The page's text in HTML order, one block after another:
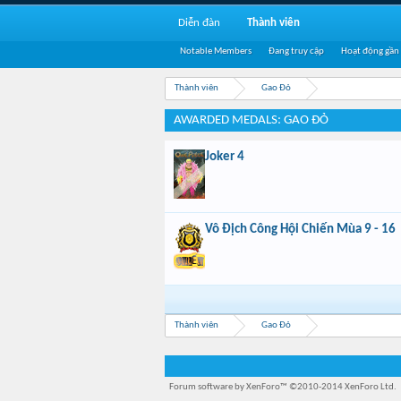
Thành viên Gao Đỏ
AWARDED MEDALS: GAO ĐỎ
Joker 4
Vô Địch Công Hội Chiến Mùa 9 - 16
Thành viên Gao Đỏ
Diễn đàn Thành viên
Notable Members Đang truy cập Hoạt động gần
Forum software by XenForo™ ©2010-2014 XenForo Ltd.